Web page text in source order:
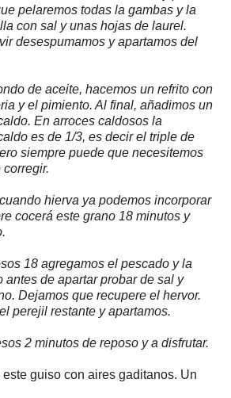
pelaremos todas la gambas y la
con sal y unas hojas de laurel.
desespumamos y apartamos del
de aceite, hacemos un refrito con
y el pimiento. Al final, añadimos un
En arroces caldosos la
es de 1/3, es decir el triple de
siempre puede que necesitemos
hierva ya podemos incorporar
cocerá este grano 18 minutos y
18 agregamos el pescado y la
antes de apartar probar de sal y
Dejamos que recupere el hervor.
perejil restante y apartamos.
2 minutos de reposo y a disfrutar.
guiso con aires gaditanos. Un